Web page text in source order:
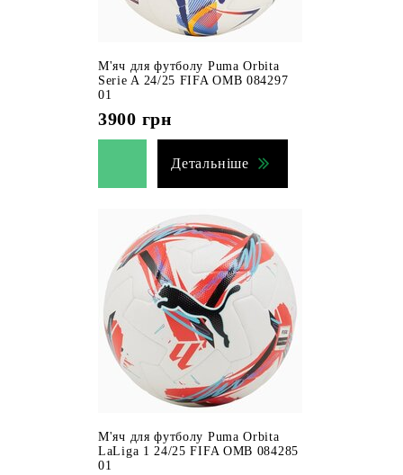
М'яч для футболу Puma Orbita
Serie A 24/25 FIFA OMB 084297
01
3900 грн
Детальніше
М'яч для футболу Puma Orbita
LaLiga 1 24/25 FIFA OMB 084285
01